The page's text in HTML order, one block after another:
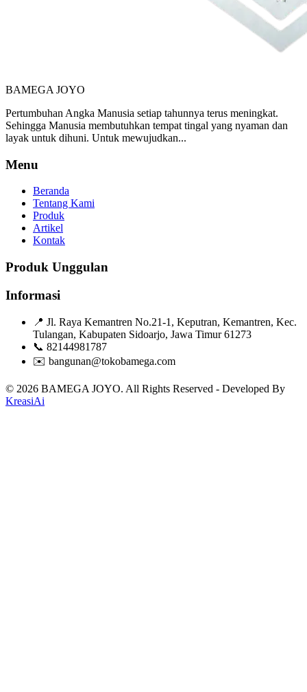
BAMEGA JOYO
Pertumbuhan Angka Manusia setiap tahunnya terus meningkat.
Sehingga Manusia membutuhkan tempat tingal yang nyaman dan
layak untuk dihuni. Untuk mewujudkan...
Menu
Beranda
Tentang Kami
Produk
Artikel
Kontak
Produk Unggulan
Informasi
📍 Jl. Raya Kemantren No.21-1, Keputran, Kemantren, Kec.
Tulangan, Kabupaten Sidoarjo, Jawa Timur 61273
📞 82144981787
✉️ bangunan@tokobamega.com
© 2026 BAMEGA JOYO. All Rights Reserved - Developed By
KreasiAi